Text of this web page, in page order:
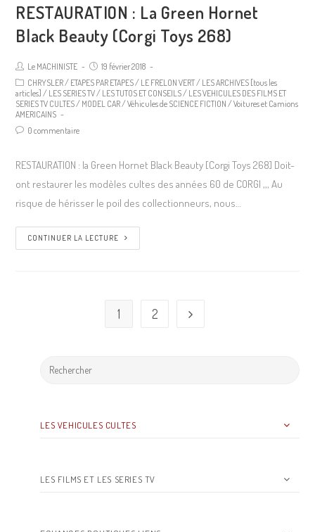
RESTAURATION : La Green Hornet
Black Beauty (Corgi Toys 268)
Le MACHINISTE
19 février 2018
CHRYSLER/ ETAPES PAR ETAPES/ LE FRELON VERT/ LES ARCHIVES [tous les
articles] / LES SERIES TV/ LES TUTOS ET CONSEILS/ LES VEHICULES DES FILMS ET
SERIES TV CULTES/ MODEL CAR/Véhicules de SCIENCE FICTION /Voitures et Camions
AMERICAINS
0 commentaire
RESTAURATION : la Green Hornet Black Beauty [Corgi Toys 268] Doit-
ont restaurer les modèles cultes des années 60 de CORGI ,,, Au
risque de hérisser le poil des collectionneurs, nous…
CONTINUER LA LECTURE
1 2
LES VEHICULES CULTES
LES FILMS ET LES SERIES TV